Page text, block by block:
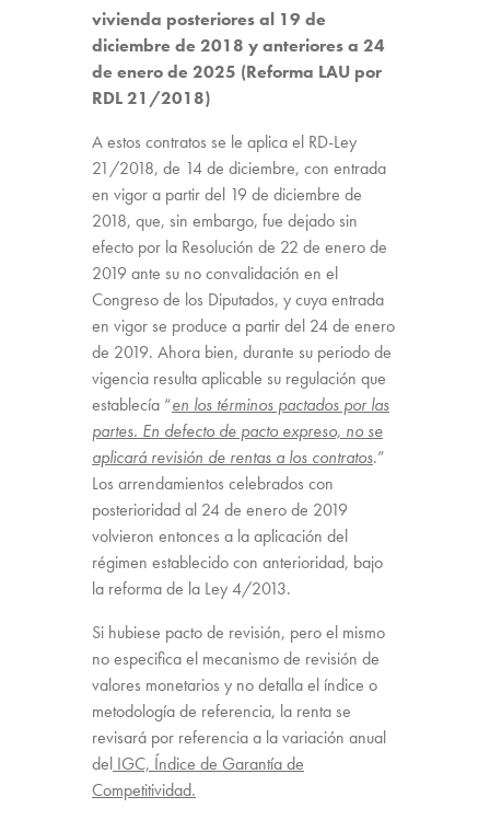
vivienda posteriores al 19 de
diciembre de 2018 y anteriores a 24
de enero de 2025 (Reforma LAU por
RDL 21/2018)
A estos contratos se le aplica el RD-Ley
21/2018, de 14 de diciembre, con entrada
en vigor a partir del 19 de diciembre de
2018, que, sin embargo, fue dejado sin
efecto por la Resolución de 22 de enero de
2019 ante su no convalidación en el
Congreso de los Diputados, y cuya entrada
en vigor se produce a partir del 24 de enero
de 2019. Ahora bien, durante su periodo de
vigencia resulta aplicable su regulación que
establecía “en los términos pactados por las
partes. En defecto de pacto expreso, no se
aplicará revisión de rentas a los contratos.”
Los arrendamientos celebrados con
posterioridad al 24 de enero de 2019
volvieron entonces a la aplicación del
régimen establecido con anterioridad, bajo
la reforma de la Ley 4/2013.
Si hubiese pacto de revisión, pero el mismo
no especifica el mecanismo de revisión de
valores monetarios y no detalla el índice o
metodología de referencia, la renta se
revisará por referencia a la variación anual
del IGC, Índice de Garantía de
Competitividad.